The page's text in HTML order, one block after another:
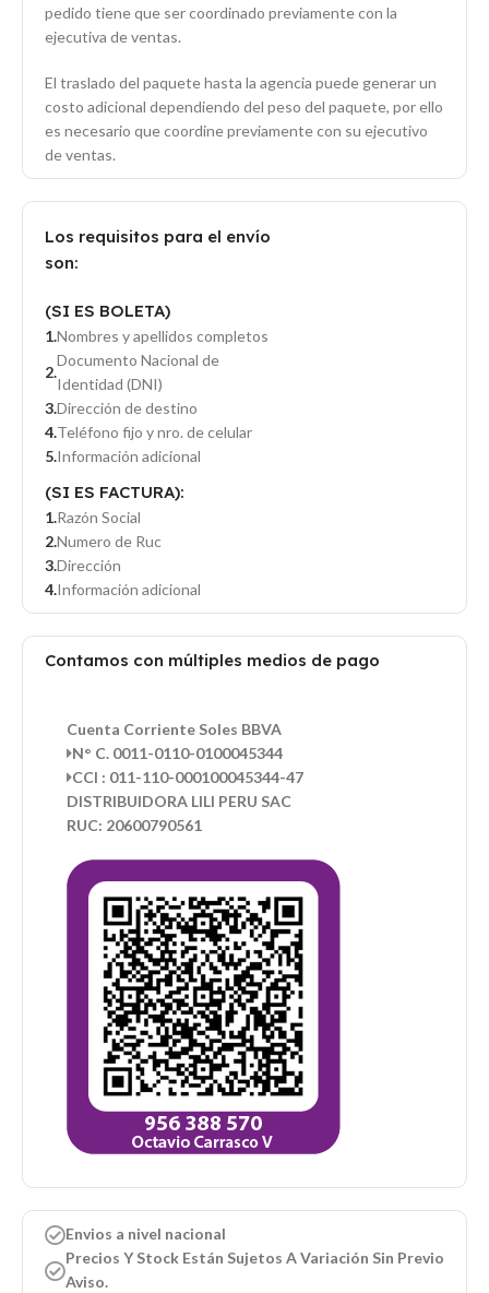
pedido tiene que ser coordinado previamente con la
ejecutiva de ventas.
El traslado del paquete hasta la agencia puede generar un
costo adicional dependiendo del peso del paquete, por ello
es necesario que coordine previamente con su ejecutivo
de ventas.
Los requisitos para el envío
son:
(SI ES BOLETA)
Nombres y apellidos completos
Documento Nacional de
Identidad (DNI)
Dirección de destino
Teléfono fijo y nro. de celular
Información adicional
(SI ES FACTURA):
Razón Social
Numero de Ruc
Dirección
Información adicional
Contamos con múltiples medios de pago
Cuenta Corriente Soles BBVA
N° C. 0011-0110-0100045344
CCI : 011-110-000100045344-47
DISTRIBUIDORA LILI PERU SAC
RUC: 20600790561
Envios a nivel nacional
Precios Y Stock Están Sujetos A Variación Sin Previo
Aviso.